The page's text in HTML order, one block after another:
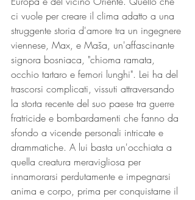
ci vuole per creare il clima adatto a una
struggente storia d'amore tra un ingegnere
viennese, Max, e Maša, un'affascinante
signora bosniaca, "chioma ramata,
occhio tartaro e femori lunghi". Lei ha del
trascorsi complicati, vissuti attraversando
la storta recente del suo paese tra guerre
fratricide e bombardamenti che fanno da
sfondo a vicende personali intricate e
drammatiche. A lui basta un'occhiata a
quella creatura meravigliosa per
innamorarsi perdutamente e impegnarsi
anima e corpo, prima per conquistarne il